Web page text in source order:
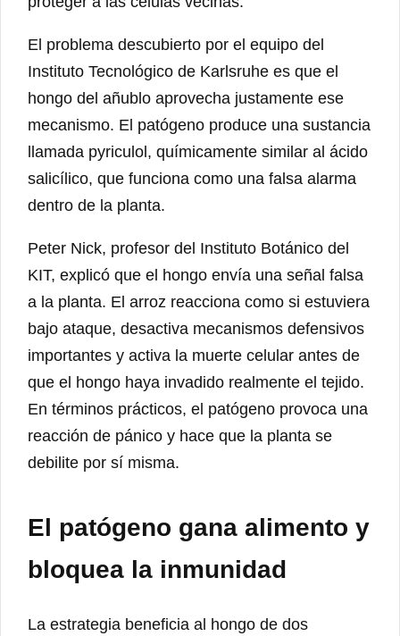
El problema descubierto por el equipo del
Instituto Tecnológico de Karlsruhe es que el
hongo del añublo aprovecha justamente ese
mecanismo. El patógeno produce una sustancia
llamada pyriculol, químicamente similar al ácido
salicílico, que funciona como una falsa alarma
dentro de la planta.
Peter Nick, profesor del Instituto Botánico del
KIT, explicó que el hongo envía una señal falsa
a la planta. El arroz reacciona como si estuviera
bajo ataque, desactiva mecanismos defensivos
importantes y activa la muerte celular antes de
que el hongo haya invadido realmente el tejido.
En términos prácticos, el patógeno provoca una
reacción de pánico y hace que la planta se
debilite por sí misma.
El patógeno gana alimento y
bloquea la inmunidad
La estrategia beneficia al hongo de dos